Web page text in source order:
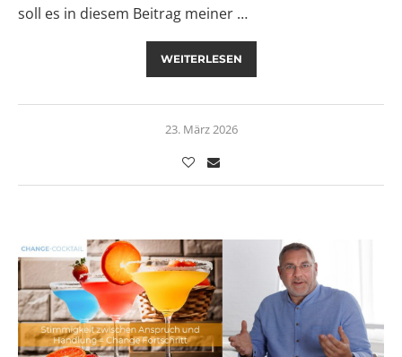
soll es in diesem Beitrag meiner …
WEITERLESEN
23. März 2026